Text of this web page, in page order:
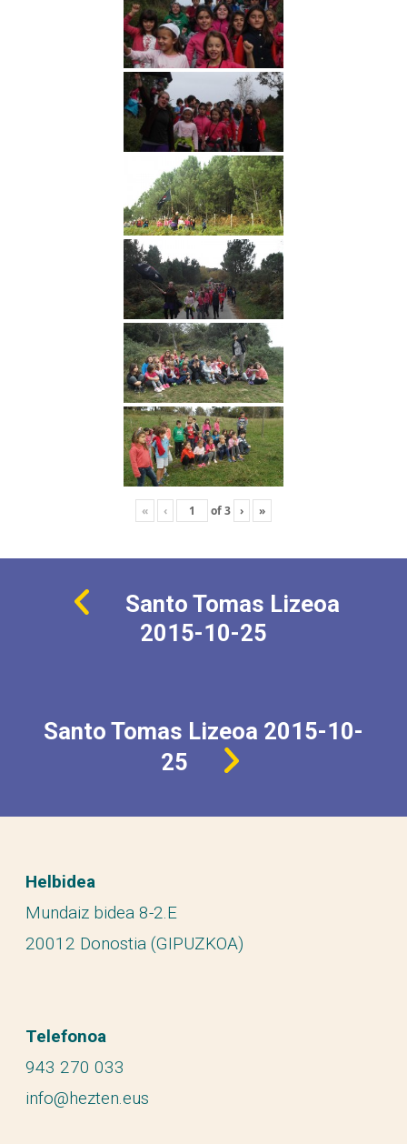
« ‹ of3 › »
Santo Tomas Lizeoa
2015-10-25
Santo Tomas Lizeoa 2015-10-
25
Helbidea
Mundaiz bidea 8-2.E
20012 Donostia (GIPUZKOA)
Telefonoa
943 270 033
info@hezten.eus